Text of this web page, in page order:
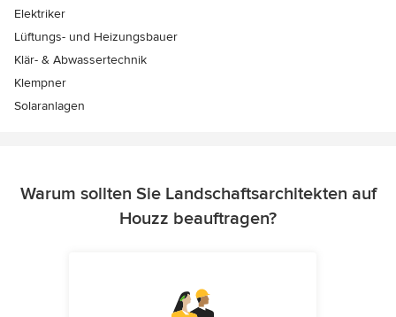
Elektriker
Lüftungs- und Heizungsbauer
Klär- & Abwassertechnik
Klempner
Solaranlagen
Warum sollten Sie Landschaftsarchitekten auf
Houzz beauftragen?